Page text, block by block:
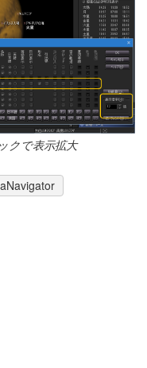
クで表示拡大